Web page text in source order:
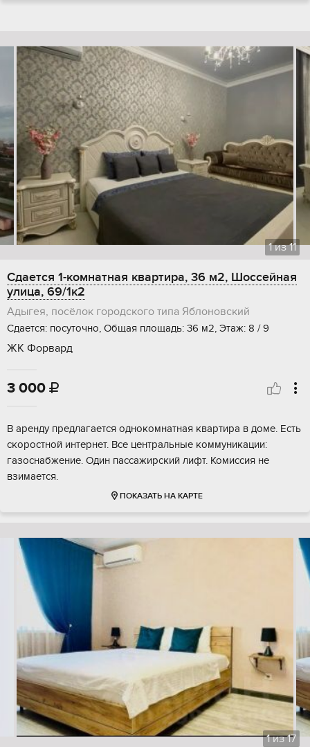
1из11
Сдается 1-комнатная квартира, 36 м2, Шоссейная
улица, 69/1к2
Адыгея, посёлок городского типа Яблоновский
Сдается: посуточно, Общая площадь: 36 м2, Этаж: 8 / 9
ЖК Форвард
3 000 
В аренду предлагается однокомнатная квартира в доме. Есть
скоростной интернет. Все центральные коммуникации:
газоснабжение. Один пассажирский лифт. Комиссия не
взимается.
ПОКАЗАТЬ НА КАРТЕ
1из17